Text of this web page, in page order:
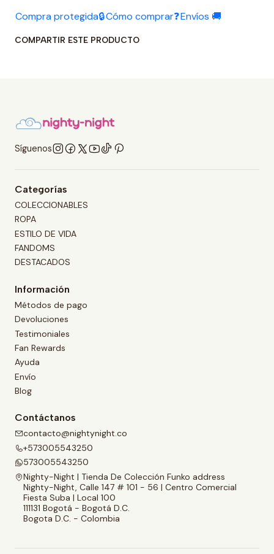
Compra protegida🔒Cómo comprar❓Envíos 🚚
COMPARTIR ESTE PRODUCTO
Síguenos
Categorías
COLECCIONABLES
ROPA
ESTILO DE VIDA
FANDOMS
DESTACADOS
Información
Métodos de pago
Devoluciones
Testimoniales
Fan Rewards
Ayuda
Envío
Blog
Contáctanos
contacto@nightynight.co
+573005543250
573005543250
Nighty-Night | Tienda De Colección Funko address
Nighty-Night, Calle 147 # 101 - 56 | Centro Comercial
Fiesta Suba | Local 100
111131 Bogotá - Bogotá D.C.
Bogota D.C. - Colombia